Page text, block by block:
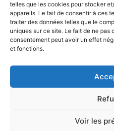
telles que les cookies pour stocker
appareils. Le fait de consentir à ces
traiter des données telles que le
uniques sur ce site. Le fait de ne pas
consentement peut avoir un effet
et fonctions.
Voir les
INFORMATIONS
Contact
CGV
Politique de
© 2024 b2ob -